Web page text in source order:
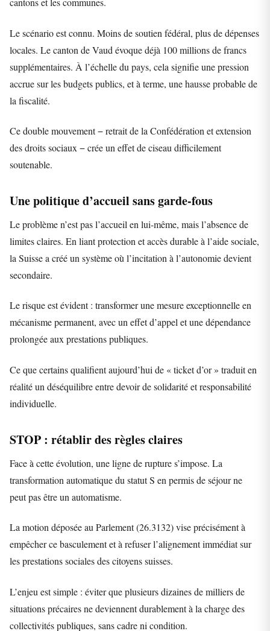
Le scénario est connu. Moins de soutien fédéral, plus de dépenses
locales. Le canton de Vaud évoque déjà 100 millions de francs
supplémentaires. À l’échelle du pays, cela signifie une pression
accrue sur les budgets publics, et à terme, une hausse probable de
la fiscalité.
Ce double mouvement − retrait de la Confédération et extension
des droits sociaux − crée un effet de ciseau difficilement
soutenable.
Une politique d’accueil sans garde-fous
Le problème n’est pas l’accueil en lui-même, mais l’absence de
limites claires. En liant protection et accès durable à l’aide sociale,
la Suisse a créé un système où l’incitation à l’autonomie devient
secondaire.
Le risque est évident : transformer une mesure exceptionnelle en
mécanisme permanent, avec un effet d’appel et une dépendance
prolongée aux prestations publiques.
Ce que certains qualifient aujourd’hui de « ticket d’or » traduit en
réalité un déséquilibre entre devoir de solidarité et responsabilité
individuelle.
STOP : rétablir des règles claires
Face à cette évolution, une ligne de rupture s’impose. La
transformation automatique du statut S en permis de séjour ne
peut pas être un automatisme.
La motion déposée au Parlement (26.3132) vise précisément à
empêcher ce basculement et à refuser l’alignement immédiat sur
les prestations sociales des citoyens suisses.
L’enjeu est simple : éviter que plusieurs dizaines de milliers de
situations précaires ne deviennent durablement à la charge des
collectivités publiques, sans cadre ni condition.